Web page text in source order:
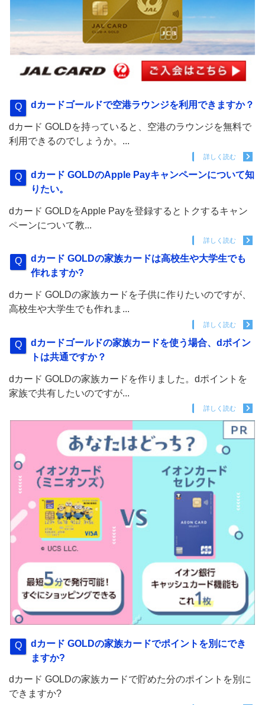
dカードゴールドで空港ラウンジを利用できますか？
dカード GOLDを持っていると、空港のラウンジを無料で
利用できるのでしょうか。...
詳しく読む
dカード GOLDのApple Payキャンペーンについて知
りたい。
dカード GOLDをApple Payを登録するとトクするキャン
ペーンについて教...
詳しく読む
dカード GOLDの家族カードは高校生や大学生でも
作れますか?
dカード GOLDの家族カードを子供に作りたいのですが、
高校生や大学生でも作れま...
詳しく読む
dカードゴールドの家族カードを使う場合、dポイン
トは共通ですか？
dカード GOLDの家族カードを作りました。dポイントを
家族で共有したいのですが...
詳しく読む
dカード GOLDの家族カードでポイントを別にでき
ますか?
dカード GOLDの家族カードで貯めた分のポイントを別に
できますか?